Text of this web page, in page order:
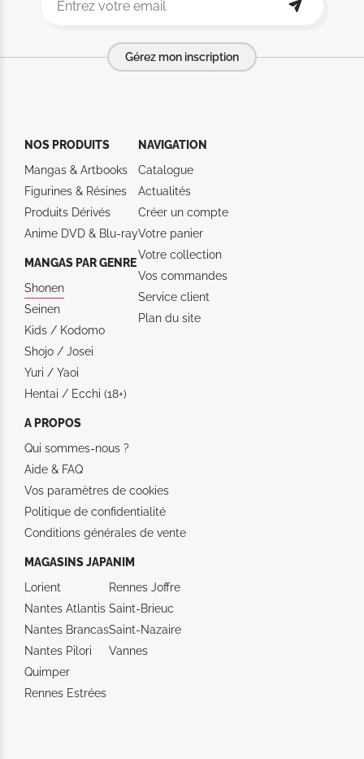
Gérez mon inscription
NOS PRODUITS
Mangas & Artbooks
Figurines & Résines
Produits Dérivés
Anime DVD & Blu‑ray
MANGAS PAR GENRE
Shonen
Seinen
Kids / Kodomo
Shojo / Josei
Yuri / Yaoi
Hentai / Ecchi (18+)
NAVIGATION
Catalogue
Actualités
Créer un compte
Votre panier
Votre collection
Vos commandes
Service client
Plan du site
A PROPOS
Qui sommes-nous ?
Aide & FAQ
Vos paramètres de cookies
Politique de confidentialité
Conditions générales de vente
MAGASINS JAPANIM
Lorient
Nantes Atlantis
Nantes Brancas
Nantes Pilori
Quimper
Rennes Estrées
Rennes Joffre
Saint-Brieuc
Saint-Nazaire
Vannes